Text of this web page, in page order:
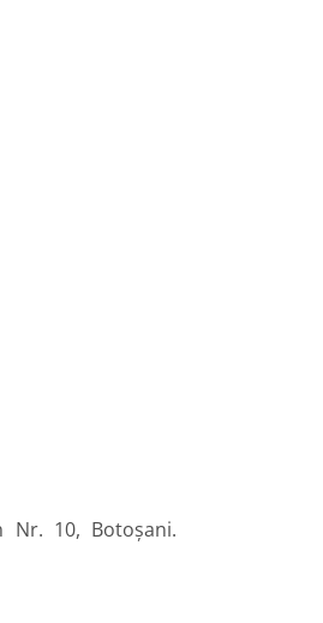
Nr. 10, Botoșani.